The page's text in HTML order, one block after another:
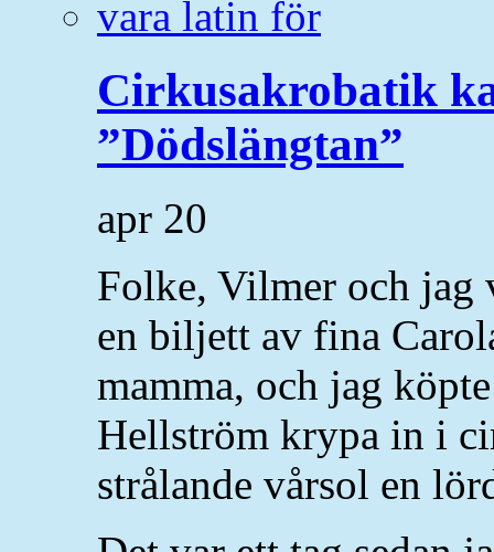
Cirkusakrobatik
”Dödslängtan”
apr 20
Folke, Vilmer och jag
en biljett av fina
mamma, och jag
Hellström krypa in i
strålande vårsol en